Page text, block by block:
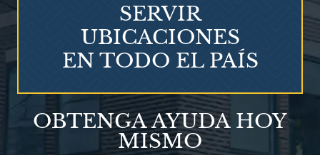
Talco en polvo
Ovary cancer
OBTENGA AYUDA HOY
MISMO
SERVIR
UBICACIONES
EN TODO EL PAÍS